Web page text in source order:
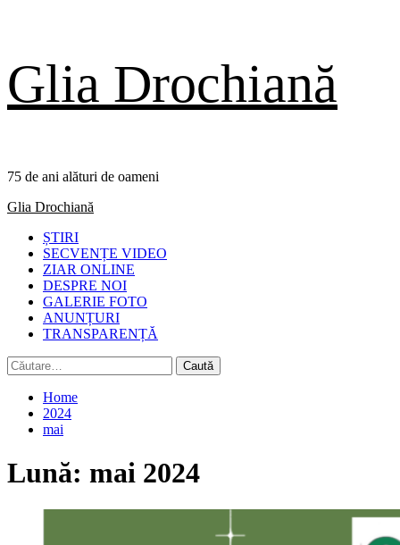
to
content
Glia Drochiană
75 de ani alături de oameni
Primary
Glia Drochiană
ȘTIRI
SECVENȚE VIDEO
ZIAR ONLINE
DESPRE NOI
GALERIE FOTO
ANUNȚURI
TRANSPARENȚĂ
Caută
după:
Home
2024
mai
Lună: mai 2024